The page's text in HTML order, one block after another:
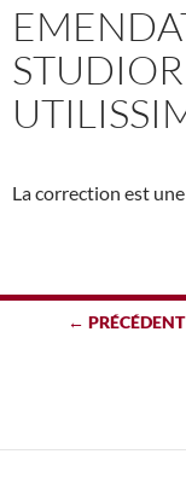
La correction est
Navigation
← PRÉCÉDENT